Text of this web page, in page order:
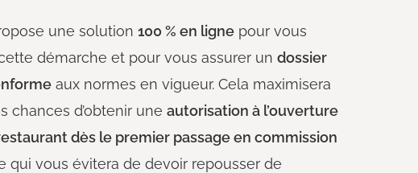
une solution100 % en ligne pour vous
démarche et pour vous assurer undossier
aux normes en vigueur. Cela maximisera
chances d’obtenir uneautorisation à l’ouverture
dès le premier passage en commission
qui vous évitera de devoir repousser de